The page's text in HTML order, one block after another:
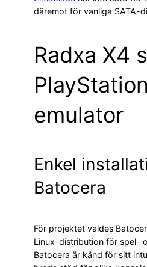
däremot för vanliga SATA-
Radxa X4
emulator
Enkel
Batocera
För projektet valdes
Linux-distribution för spel-
Batocera är känd för sitt